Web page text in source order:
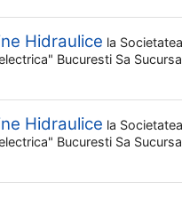
Hidraulice la
Bucuresti Sa
Hidraulice la
Bucuresti Sa